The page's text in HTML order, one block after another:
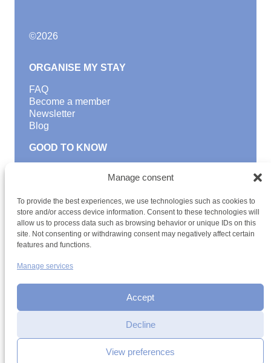
Manage consent
To provide the best experiences, we use technologies such as cookies to
store and/or access device information. Consent to these technologies will
allow us to process data such as browsing behavior or unique IDs on this
site. Not consenting or withdrawing consent may negatively affect certain
features and functions.
Manage services
Accept
Decline
View preferences
©2026
ORGANISE MY STAY
FAQ
Become a member
Newsletter
Blog
GOOD TO KNOW
Teambuilding
Youth Hostels Luxembourg NPO
is a member of
Privacy policy
Cookie managementAccessibility